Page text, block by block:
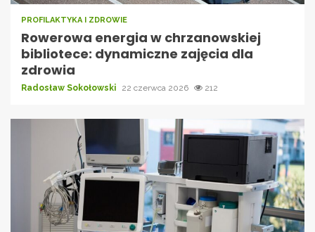
PROFILAKTYKA I ZDROWIE
Rowerowa energia w chrzanowskiej
bibliotece: dynamiczne zajęcia dla
zdrowia
Radosław Sokołowski 22 czerwca 2026 212